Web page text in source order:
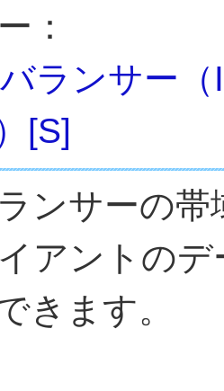
：
ランサー
[S]
ンサーの
アントの
きます。